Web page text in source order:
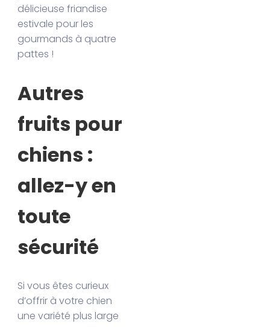
délicieuse friandise
estivale pour les
gourmands à quatre
pattes !
Autres
fruits pour
chiens :
allez-y en
toute
sécurité
Si vous êtes curieux
d’offrir à votre chien
une variété plus large